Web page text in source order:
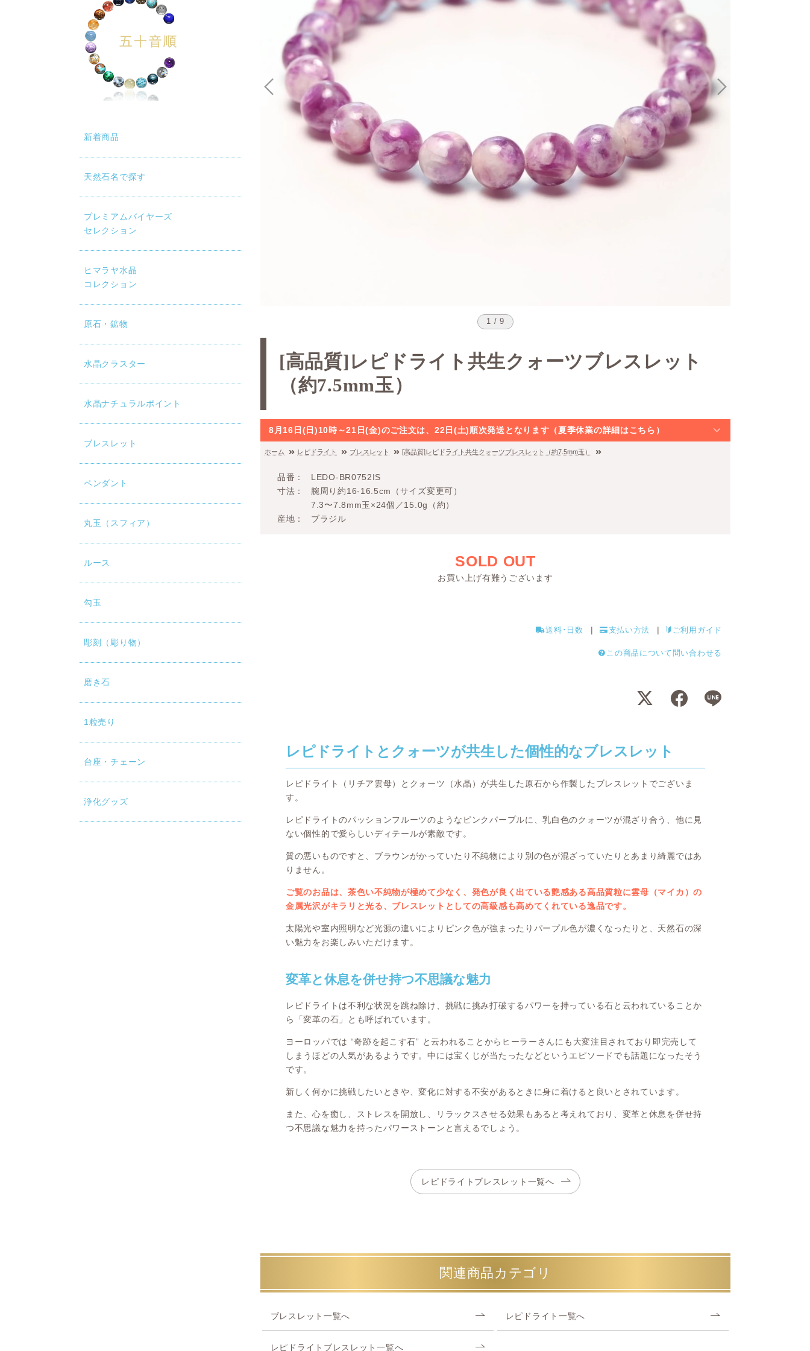
新着商品
天然石名で探す
プレミアムバイヤーズ
セレクション
ヒマラヤ水晶
コレクション
原石・鉱物
水晶クラスター
水晶ナチュラルポイント
ブレスレット
ペンダント
丸玉（スフィア）
ルース
勾玉
彫刻（彫り物）
磨き石
1粒売り
台座・チェーン
浄化グッズ
1 / 9
[高品質]レピドライト共生クォーツブレスレット
（約7.5mm玉）
8月16日(日)10時～21日(金)のご注文は、22日(土)順次発送となります（夏季休業の詳細はこちら）
ホーム レピドライト ブレスレット [高品質]レピドライト共生クォーツブレスレット（約7.5mm玉）
品番
LEDO-BR0752IS
寸法
腕周り約16-16.5cm（サイズ変更可）
7.3〜7.8mm玉×24個／15.0g（約）
産地
ブラジル
SOLD OUT
お買い上げ有難うございます
送料･日数 支払い方法 ご利用ガイド
この商品について問い合わせる
レピドライトとクォーツが共生した個性的なブレスレット
レピドライト（リチア雲母）とクォーツ（水晶）が共生した原石から作製したブレスレットでございま
す。
レピドライトのパッションフルーツのようなピンクパープルに、乳白色のクォーツが混ざり合う、他に見
ない個性的で愛らしいディテールが素敵です。
質の悪いものですと、ブラウンがかっていたり不純物により別の色が混ざっていたりとあまり綺麗ではあ
りません。
ご覧のお品は、茶色い不純物が極めて少なく、発色が良く出ている艶感ある高品質粒に雲母（マイカ）の
金属光沢がキラリと光る、ブレスレットとしての高級感も高めてくれている逸品です。
太陽光や室内照明など光源の違いによりピンク色が強まったりパープル色が濃くなったりと、天然石の深
い魅力をお楽しみいただけます。
変革と休息を併せ持つ不思議な魅力
レピドライトは不利な状況を跳ね除け、挑戦に挑み打破するパワーを持っている石と云われていることか
ら「変革の石」とも呼ばれています。
ヨーロッパでは “奇跡を起こす石” と云われることからヒーラーさんにも大変注目されており即完売して
しまうほどの人気があるようです。中には宝くじが当たったなどというエピソードでも話題になったそう
です。
新しく何かに挑戦したいときや、変化に対する不安があるときに身に着けると良いとされています。
また、心を癒し、ストレスを開放し、リラックスさせる効果もあると考えれており、変革と休息を併せ持
つ不思議な魅力を持ったパワーストーンと言えるでしょう。
レピドライトブレスレット一覧へ
関連商品カテゴリ
ブレスレット一覧へ レピドライト一覧へ
レピドライトブレスレット一覧へ